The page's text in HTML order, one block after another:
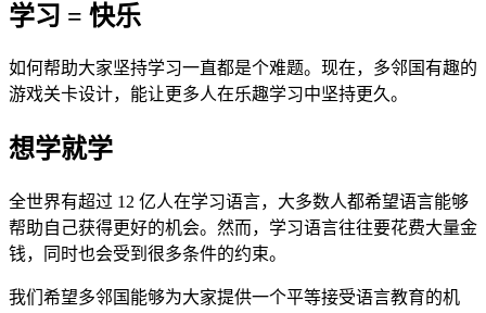
学习 = 快乐
如何帮助大家坚持学习一直都是个难题。现在，多邻国有趣的
游戏关卡设计，能让更多人在乐趣学习中坚持更久。
想学就学
全世界有超过 12 亿人在学习语言，大多数人都希望语言能够
帮助自己获得更好的机会。然而，学习语言往往要花费大量金
钱，同时也会受到很多条件的约束。
我们希望多邻国能够为大家提供一个平等接受语言教育的机